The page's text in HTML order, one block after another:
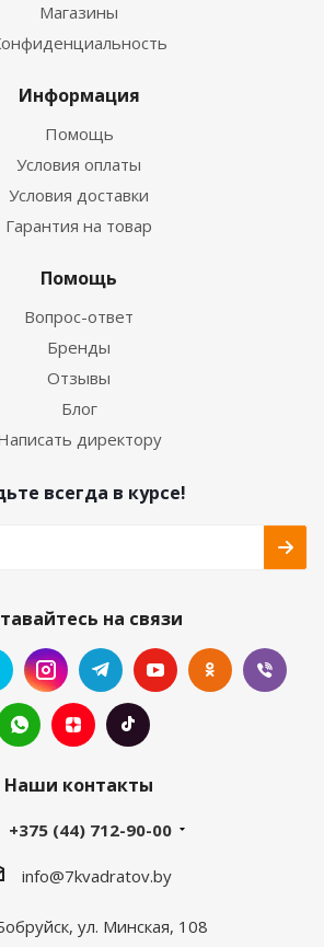
Магазины
Информация
Помощь
Условия оплаты
Условия доставки
Гарантия на товар
Помощь
Вопрос-ответ
Бренды
Отзывы
Блог
директору
всегда в курсе!
на связи
Наши контакты
+375 (44) 712-90-00
info@7kvadratov.by
ул. Минская, 108